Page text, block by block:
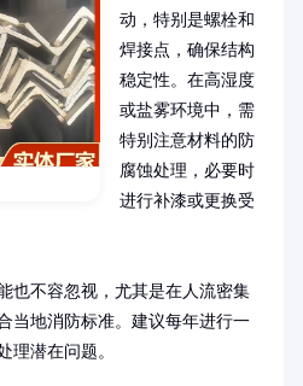
动，特别是螺栓和
焊接点，确保结构
稳定性。在高湿度
或盐雾环境中，需
特别注意材料的防
腐蚀处理，必要时
进行补漆或更换受
也不容忽视，尤其是在人流密集
当地消防标准。建议每年进行一
理潜在问题。